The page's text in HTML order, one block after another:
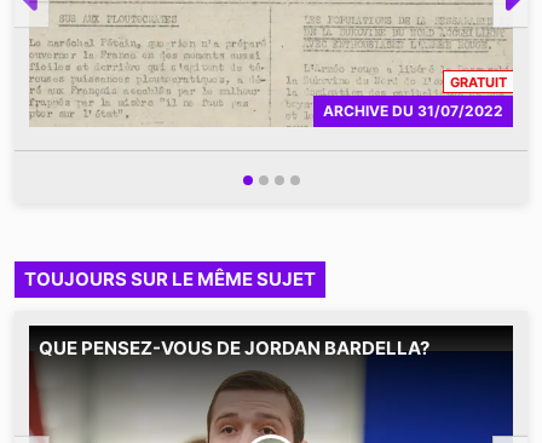
GRATUIT
ARCHIVE DU 31/07/2022
TOUJOURS SUR LE MÊME SUJET
QUE PENSEZ-VOUS DE JORDAN BARDELLA?